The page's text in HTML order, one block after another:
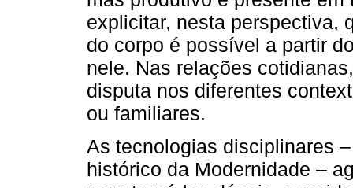
explicitar, nesta perspectiva,
do corpo é possível a partir
nele. Nas relações
disputa nos diferentes
ou familiares.
As tecnologias disciplinares
histórico da Modernidade –